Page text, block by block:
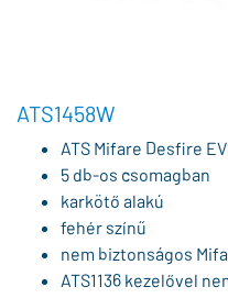
ATS1458W
ATS Mifare Desfire
5 db-os csomagban
karkötő alakú
fehér színű
nem biztonságos
ATS1136 kezelővel